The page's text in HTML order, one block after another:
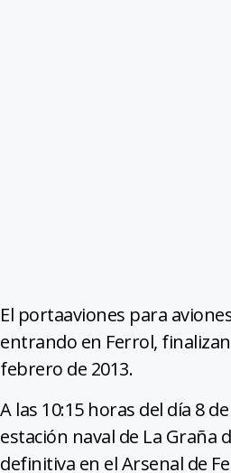
El portaaviones para
entrando en Ferrol,
febrero de 2013.
A las 10:15 horas del día 8
estación naval de La Graña
definitiva en el Arsenal de